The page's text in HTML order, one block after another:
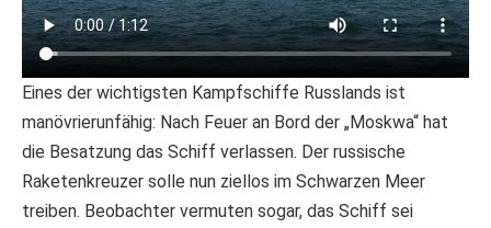
Eines der wichtigsten Kampfschiffe Russlands ist
manövrierunfähig: Nach Feuer an Bord der „Moskwa“ hat
die Besatzung das Schiff verlassen. Der russische
Raketenkreuzer solle nun ziellos im Schwarzen Meer
treiben. Beobachter vermuten sogar, das Schiff sei